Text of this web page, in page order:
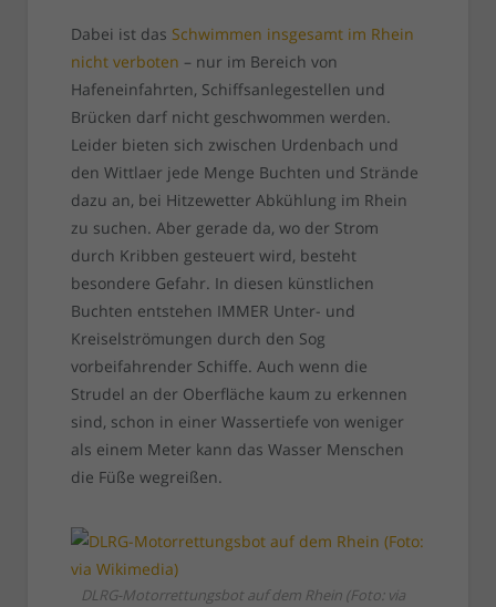
Dabei ist das Schwimmen insgesamt im Rhein
nicht verboten – nur im Bereich von
Hafeneinfahrten, Schiffsanlegestellen und
Brücken darf nicht geschwommen werden.
Leider bieten sich zwischen Urdenbach und
den Wittlaer jede Menge Buchten und Strände
dazu an, bei Hitzewetter Abkühlung im Rhein
zu suchen. Aber gerade da, wo der Strom
durch Kribben gesteuert wird, besteht
besondere Gefahr. In diesen künstlichen
Buchten entstehen IMMER Unter- und
Kreiselströmungen durch den Sog
vorbeifahrender Schiffe. Auch wenn die
Strudel an der Oberfläche kaum zu erkennen
sind, schon in einer Wassertiefe von weniger
als einem Meter kann das Wasser Menschen
die Füße wegreißen.
DLRG-Motorrettungsbot auf dem Rhein (Foto: via